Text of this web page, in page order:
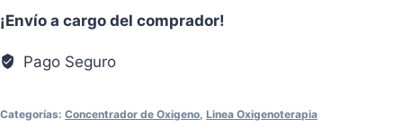
¡Envío a cargo del comprador!
Pago Seguro
Categorías: Concentrador de Oxigeno Linea Oxigenoterapia